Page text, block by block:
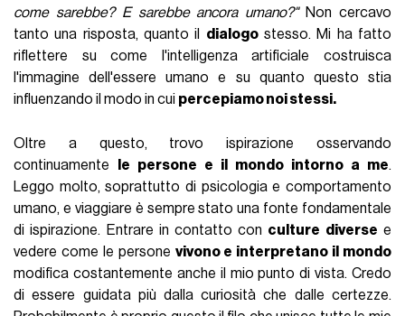
come sarebbe? E sarebbe ancora umano?"Non cercavo
tanto una risposta, quanto il dialogostesso. Mi ha fatto
riflettere su come l'intelligenza artificiale costruisca
l'immagine dell'essere umano e su quanto questo stia
influenzando il modo in cui percepiamo noi stessi.
Oltre a questo, trovo ispirazione osservando
continuamente
le persone e il mondo intorno a me.
Leggo molto, soprattutto di psicologia e comportamento
umano, e viaggiare è sempre stato una fonte fondamentale
di ispirazione. Entrare in contatto con culture diverse e
vedere come le persone vivono e interpretano il mondo
modifica costantemente anche il mio punto di vista. Credo
di essere guidata più dalla curiosità che dalle certezze.